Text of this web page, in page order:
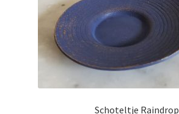
Schoteltje Raindrop